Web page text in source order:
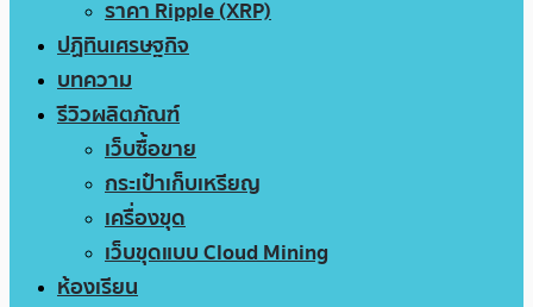
ราคา Ripple (XRP)
ปฏิทินเศรษฐกิจ
บทความ
รีวิวผลิตภัณฑ์
เว็บซื้อขาย
กระเป๋าเก็บเหรียญ
เครื่องขุด
เว็บขุดแบบ Cloud Mining
ห้องเรียน